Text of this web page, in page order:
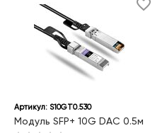
Артикул: S10GT0.530
Модуль SFP+ 10G DAC 0.5м